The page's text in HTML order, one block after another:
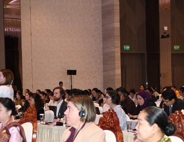
15.039(06-08-